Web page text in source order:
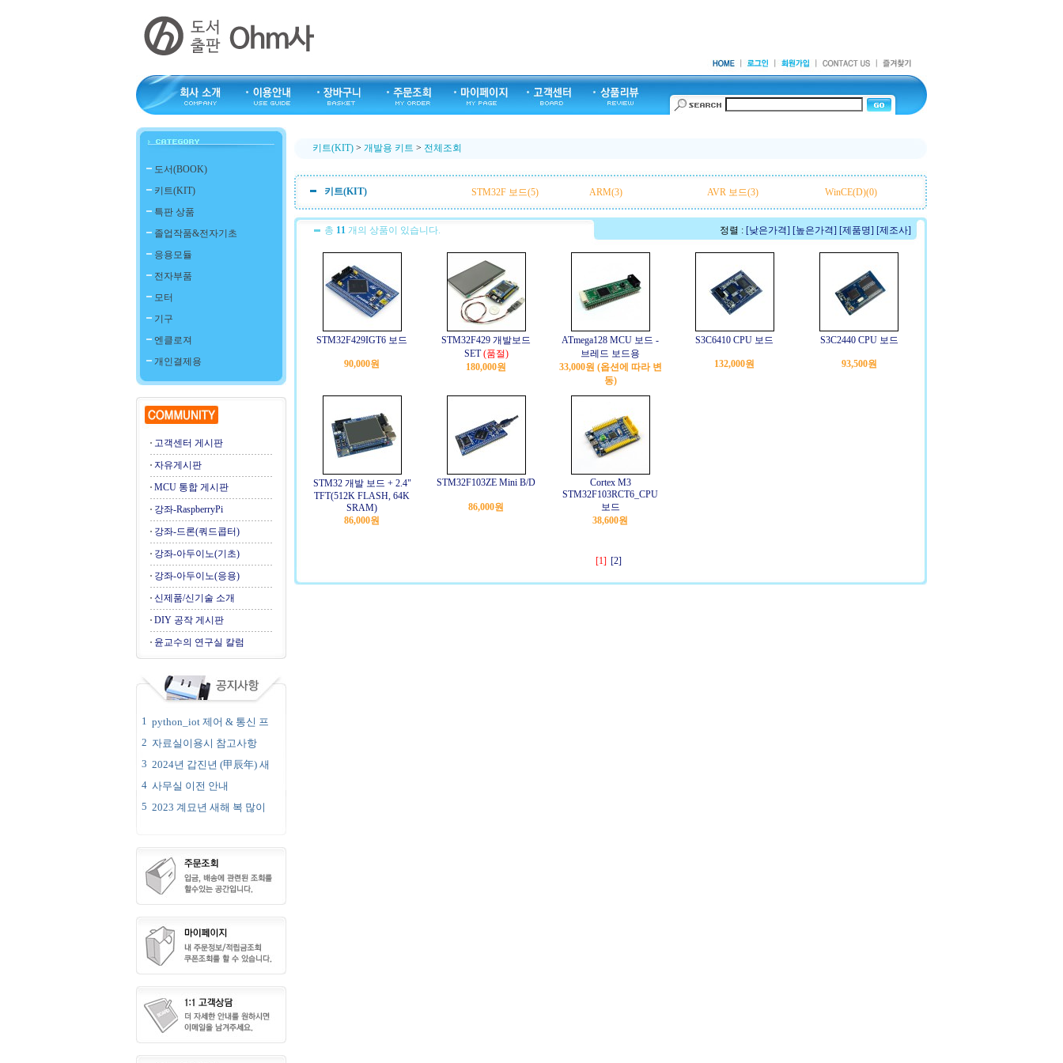
도서(BOOK)
키트(KIT)
특판 상품
졸업작품&전자기초
응용모듈
전자부품
모터
기구
엔클로져
개인결제용
고객센터 게시판
자유게시판
MCU 통합 게시판
강좌-RaspberryPi
강좌-드론(쿼드콥터)
강좌-아두이노(기초)
강좌-아두이노(응용)
신제품/신기술 소개
DIY 공작 게시판
윤교수의 연구실 칼럼
1 python_iot 제어 & 통신 프
2 자료실이용시 참고사항
3 2024년 갑진년 (甲辰年) 새
4 사무실 이전 안내
5 2023 계묘년 새해 복 많이
키트(KIT) > 개발용 키트 > 전체조회
키트(KIT) STM32F 보드(5) ARM(3) AVR 보드(3) WinCE(D)(0)
총 11 개의 상품이 있습니다. 정렬 : [낮은가격] [높은가격] [제품명] [제조사]
STM32F429IGT6 보드
90,000원
STM32F429 개발보드
SET (품절)
180,000원
ATmega128 MCU 보드 -
브레드 보드용
33,000원 (옵션에 따라 변
동)
S3C6410 CPU 보드
132,000원
S3C2440 CPU 보드
93,500원
STM32 개발 보드 + 2.4"
TFT(512K FLASH, 64K
SRAM)
86,000원
STM32F103ZE Mini B/D
86,000원
Cortex M3
STM32F103RCT6_CPU
보드
38,600원
[1] [2]